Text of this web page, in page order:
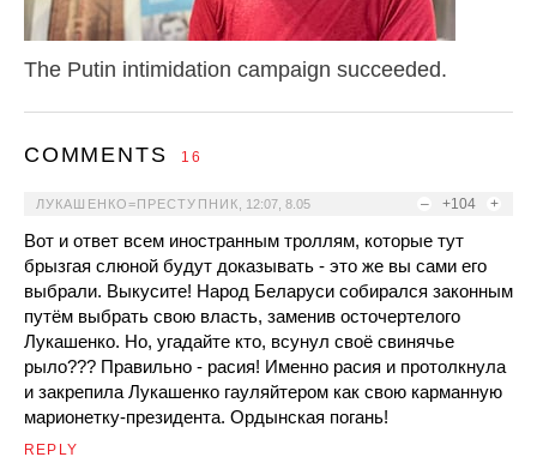
The Putin intimidation campaign succeeded.
COMMENTS 16
– +104 +
ЛУКАШЕНКО=ПРЕСТУПНИК 12:07, 8.05
Вот и ответ всем иностранным троллям, которые тут
брызгая слюной будут доказывать - это же вы сами его
выбрали. Выкусите! Народ Беларуси собирался законным
путём выбрать свою власть, заменив осточертелого
Лукашенко. Но, угадайте кто, всунул своё свинячье
рыло??? Правильно - расия! Именно расия и протолкнула
и закрепила Лукашенко гауляйтером как свою карманную
марионетку-президента. Ордынская погань!
REPLY